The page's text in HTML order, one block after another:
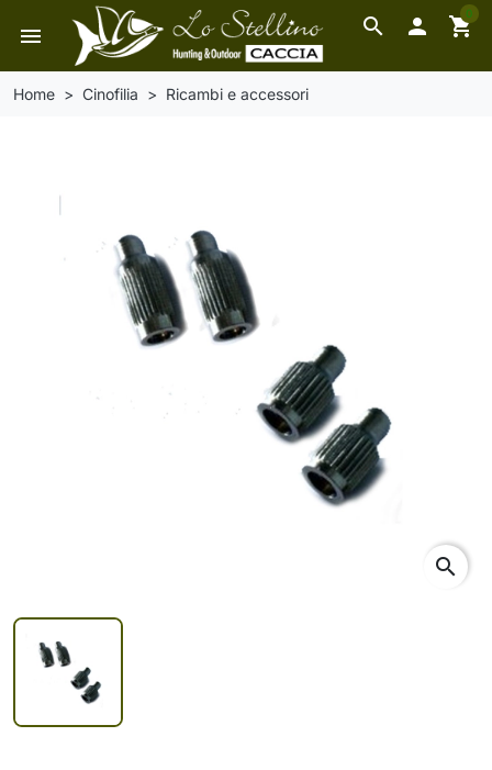
search
menu  shopping_cart
0
Home Cinofilia Ricambi e accessori
search